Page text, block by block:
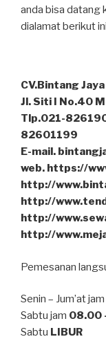
anda bisa datang
dialamat berikut
CV.Bintang
Jl. Siti I No.40
Tlp.021-
82601199
E-mail.
web. https://
http://
http://
http://
http://
Pemesanan
Senin – Jum’at jam
Sabtu jam 08.00
Sabtu LIBUR